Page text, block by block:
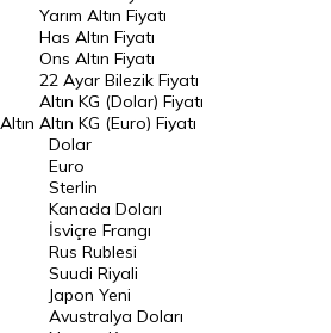
DÖVİZ
Döviz Kuru
Dolar Kuru
Euro Kuru
Pound Kuru
Frank Kuru
Riyal Kuru
Avustralya Doları
Danimarka Kronu Kuru
Altın
Yarım Altın Fiyatı
Has Altın Fiyatı
Ons Altın Fiyatı
22 Ayar Bilezik Fiyatı
Altın KG (Dolar) Fiyatı
Altın KG (Euro) Fiyatı
Dolar
Euro
Sterlin
Kanada Doları
İsviçre Frangı
Rus Rublesi
Suudi Riyali
Japon Yeni
Avustralya Doları